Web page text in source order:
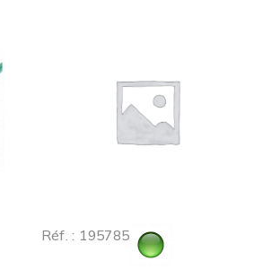
Réf. : 195785